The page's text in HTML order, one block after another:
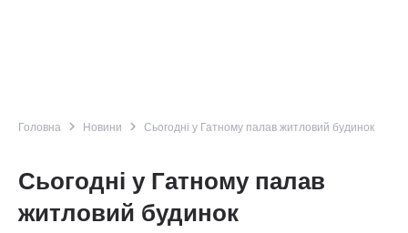
Головна navigate_next Новини navigate_next Сьогодні у Гатному палав житловий будинок
Сьогодні у Гатному палав
житловий будинок